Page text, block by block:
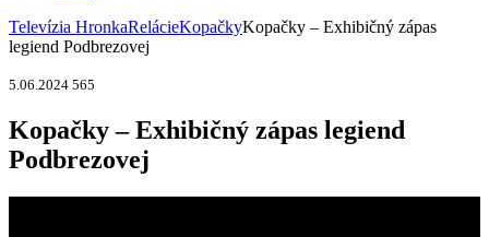
Televízia HronkaRelácieKopačkyKopačky – Exhibičný zápas
legiend Podbrezovej
5.06.2024 565
Kopačky – Exhibičný zápas legiend
Podbrezovej